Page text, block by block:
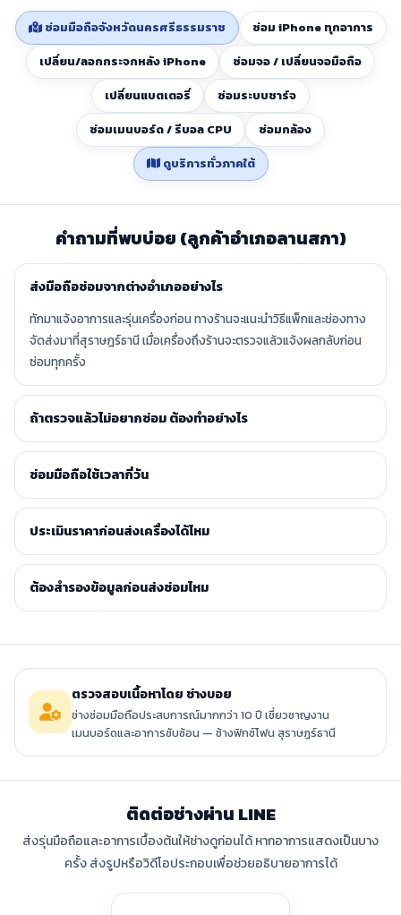
ซ่อมมือถือจังหวัดนครศรีธรรมราช
ซ่อม iPhone ทุกอาการ
เปลี่ยน/ลอกกระจกหลัง iPhone
ซ่อมจอ / เปลี่ยนจอมือถือ
เปลี่ยนแบตเตอรี่
ซ่อมระบบชาร์จ
ซ่อมเมนบอร์ด / รีบอล CPU
ซ่อมกล้อง
ดูบริการทั่วภาคใต้
คำถามที่พบบ่อย (ลูกค้าอำเภอลานสกา)
ส่งมือถือซ่อมจากต่างอำเภออย่างไร
ทักมาแจ้งอาการและรุ่นเครื่องก่อน ทางร้านจะแนะนำวิธีแพ็กและช่องทาง
จัดส่งมาที่สุราษฎร์ธานี เมื่อเครื่องถึงร้านจะตรวจแล้วแจ้งผลกลับก่อน
ซ่อมทุกครั้ง
ถ้าตรวจแล้วไม่อยากซ่อม ต้องทำอย่างไร
ซ่อมมือถือใช้เวลากี่วัน
ประเมินราคาก่อนส่งเครื่องได้ไหม
ต้องสำรองข้อมูลก่อนส่งซ่อมไหม
ตรวจสอบเนื้อหาโดย ช่างบอย
ช่างซ่อมมือถือประสบการณ์มากกว่า 10 ปี เชี่ยวชาญงาน
เมนบอร์ดและอาการซับซ้อน — ช้างฟิกซ์โฟน สุราษฎร์ธานี
ติดต่อช่างผ่าน LINE
ส่งรุ่นมือถือและอาการเบื้องต้นให้ช่างดูก่อนได้ หากอาการแสดงเป็นบาง
ครั้ง ส่งรูปหรือวิดีโอประกอบเพื่อช่วยอธิบายอาการได้